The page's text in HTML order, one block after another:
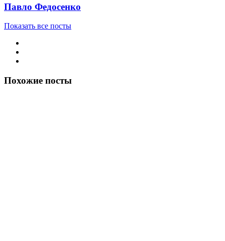
Павло Федосенко
Показать все посты
Похожие посты